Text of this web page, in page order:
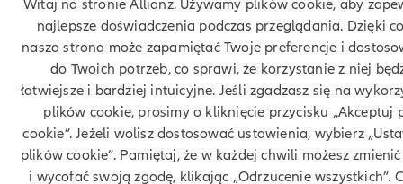
Witaj na stronie Allianz. Używamy plików cookie, aby
najlepsze doświadczenia podczas przeglądania. Dzięki
nasza strona może zapamiętać Twoje preferencje i
do Twoich potrzeb, co sprawi, że korzystanie z niej
łatwiejsze i bardziej intuicyjne. Jeśli zgadzasz się na
plików cookie, prosimy o kliknięcie przycisku „Akceptuj
cookie”. Jeżeli wolisz dostosować ustawienia, wybierz
plików cookie”. Pamiętaj, że w każdej chwili możesz
i wycofać swoją zgodę, klikając „Odrzucenie wszystkich”.